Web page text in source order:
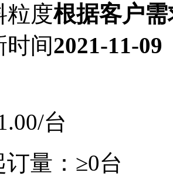
粒度根据客户
时间2021-11-09
/台
量： ≥0台